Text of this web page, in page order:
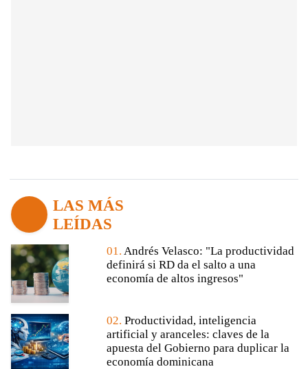
LAS MÁS
LEÍDAS
01. Andrés Velasco: "La productividad
definirá si RD da el salto a una
economía de altos ingresos"
02. Productividad, inteligencia
artificial y aranceles: claves de la
apuesta del Gobierno para duplicar la
economía dominicana